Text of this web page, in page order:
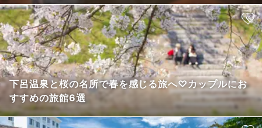
下呂温泉と桜の名所で春を感じる旅へ♡カップルにお
すすめの旅館6選